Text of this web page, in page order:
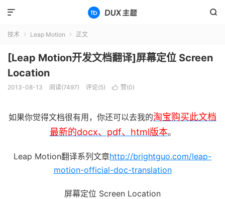


技术  Leap Motion  正文
[Leap Motion开发文档翻译]屏幕定位 Screen
Location
2013-08-13 阅读(7497) 评论(5)  赞(0)
如果你觉得文档很有用，你还可以去我的淘宝购买此文档
最新的docx、pdf、html版本。
Leap Motion翻译系列文章http://brightguo.com/leap-
motion-official-doc-translation
屏幕定位 Screen Location